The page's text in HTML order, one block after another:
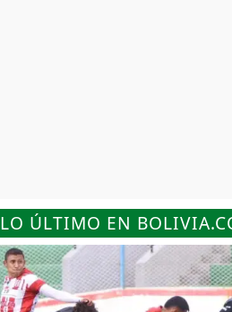
LO ÚLTIMO EN